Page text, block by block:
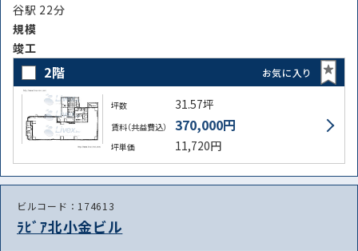
谷駅 22分
規模
竣⼯
2階 お気に入り
坪数 31.57坪
賃料（共益費込） 370,000円
坪単価 11,720円
ビルコード：174613
ﾗﾋﾞｱ北小金ビル